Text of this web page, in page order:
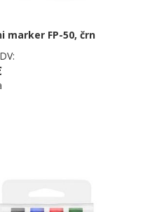
marker FP-50, črn